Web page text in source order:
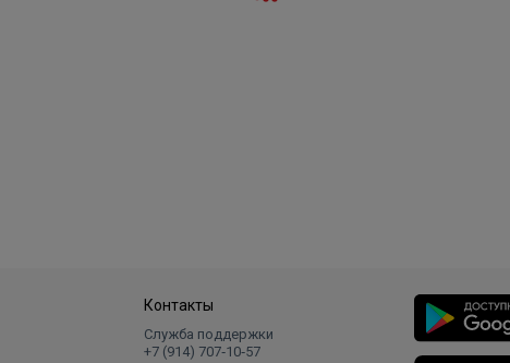
Контакты
Служба поддержки
+7 (914) 707‑10‑57